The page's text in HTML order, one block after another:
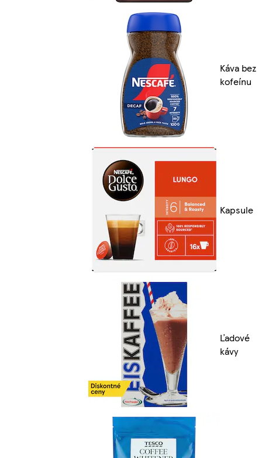
Káva bez
kofeínu
Kapsule
Ľadové
kávy